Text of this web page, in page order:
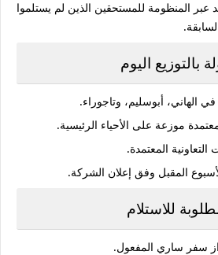
عبر المنظومة للمستحقين الذين لم يستلموا
الهاني، أبوسليم، وتاجوراء.
موزعة على الأحياء الرئيسية.
المعتمدة.
المقبل وفق إعلان الشركة.
سفر ساري المفعول.